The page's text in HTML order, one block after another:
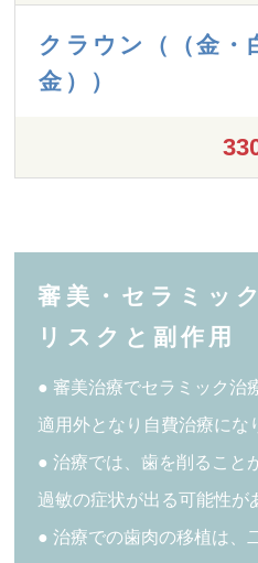
クラウン（（金・
金））
審美・セラミッ
リスクと副作用
● 審美治療でセラミック治
適用外となり自費治療にな
● 治療では、歯を削ること
過敏の症状が出る可能性が
● 治療での歯肉の移植は、